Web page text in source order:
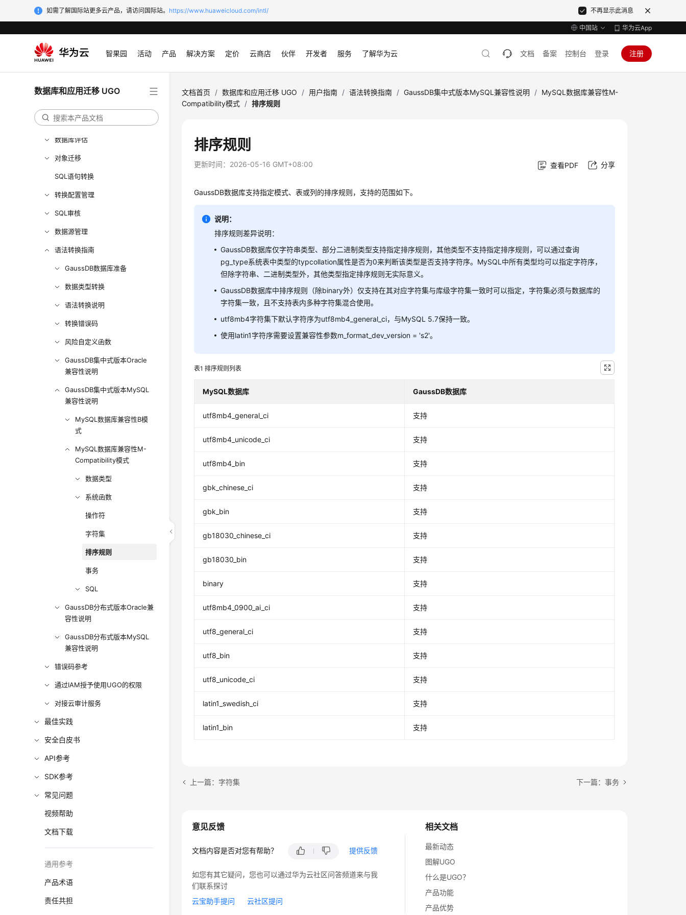
如需了解国际站更多云产品，请访问国际站。 https://www.huaweicloud.com/intl/ 不再显示此消息
中国站 华为云App
智果园 活动 产品 解决方案 定价 云商店 伙伴 开发者 服务 了解华为云 文档 备案 控制台 登录 注册
数据库和应用迁移 UGO
用户指南
数据库评估
对象迁移
SQL语句转换
转换配置管理
SQL审核
数据源管理
语法转换指南
GaussDB数据库准备
数据类型转换
语法转换说明
转换错误码
风险自定义函数
GaussDB集中式版本Oracle
兼容性说明
GaussDB集中式版本MySQL
兼容性说明
MySQL数据库兼容性B模
式
MySQL数据库兼容性M-
Compatibility模式
数据类型
系统函数
操作符
字符集
排序规则
事务
SQL
GaussDB分布式版本Oracle兼
容性说明
GaussDB分布式版本MySQL
兼容性说明
错误码参考
通过IAM授予使用UGO的权限
对接云审计服务
最佳实践
安全白皮书
API参考
SDK参考
常见问题
视频帮助
文档下载
通用参考
产品术语
责任共担
文档首页 / 数据库和应用迁移 UGO / 用户指南 / 语法转换指南 / GaussDB集中式版本MySQL兼容性说明 / MySQL数据库兼容性M-
Compatibility模式 / 排序规则
排序规则
更新时间： 2026-05-16 GMT+08:00 查看PDF 分享
GaussDB数据库支持指定模式、表或列的排序规则，支持的范围如下。
说明：
排序规则差异说明：
GaussDB数据库仅字符串类型、部分二进制类型支持指定排序规则，其他类型不支持指定排序规则，可以通过查询
pg_type系统表中类型的typcollation属性是否为0来判断该类型是否支持字符序。MySQL中所有类型均可以指定字符序，
但除字符串、二进制类型外，其他类型指定排序规则无实际意义。
GaussDB数据库中排序规则（除binary外）仅支持在其对应字符集与库级字符集一致时可以指定，字符集必须与数据库的
字符集一致，且不支持表内多种字符集混合使用。
utf8mb4字符集下默认字符序为utf8mb4_general_ci，与MySQL 5.7保持一致。
使用latin1字符序需要设置兼容性参数m_format_dev_version = 's2'。
表1排序规则列表
MySQL数据库 GaussDB数据库
utf8mb4_general_ci 支持
utf8mb4_unicode_ci 支持
utf8mb4_bin 支持
gbk_chinese_ci 支持
gbk_bin 支持
gb18030_chinese_ci 支持
gb18030_bin 支持
binary 支持
utf8mb4_0900_ai_ci 支持
utf8_general_ci 支持
utf8_bin 支持
utf8_unicode_ci 支持
latin1_swedish_ci 支持
latin1_bin 支持
上一篇：字符集 下一篇：事务
相关文档
最新动态
图解UGO
什么是UGO？
产品功能
产品优势
意见反馈
文档内容是否对您有帮助？ 提供反馈
如您有其它疑问，您也可以通过华为云社区问答频道来与我
们联系探讨
云宝助手提问
云社区提问